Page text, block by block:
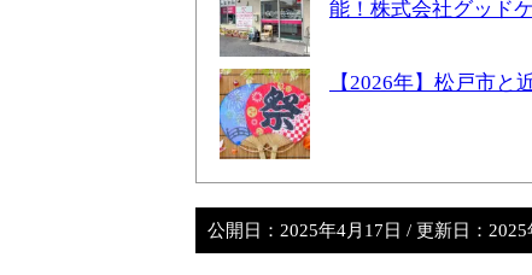
能！株式会社グッド
【2026年】松戸市
公開日： 2025年4月17日 / 更新日： 2025